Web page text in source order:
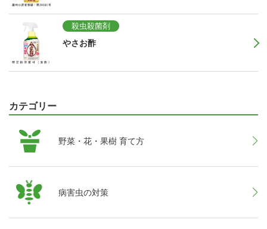
殺虫殺菌剤
やさお酢
カテゴリー
野菜・花・果樹 育て方
病害虫の対策